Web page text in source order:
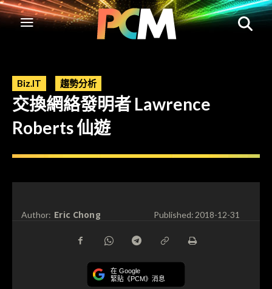
Biz.IT 趨勢分析
交換網絡發明者 Lawrence
Roberts 仙遊
Author: Eric Chong Published:2018-12-31
在 Google
緊貼《PCM》消息